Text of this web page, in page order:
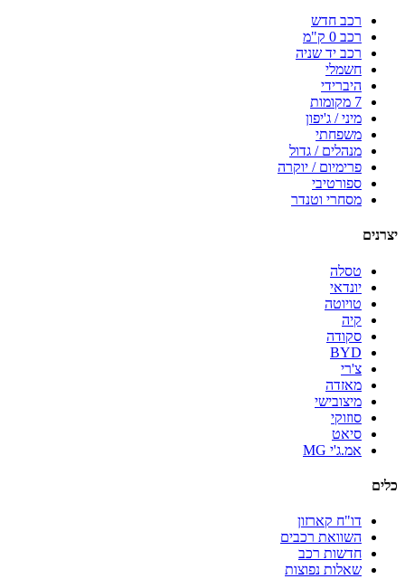
רכב חדש
רכב 0 ק"מ
רכב יד שניה
חשמלי
היברידי
7 מקומות
מיני / ג'יפון
משפחתי
מנהלים / גדול
פרימיום / יוקרה
ספורטיבי
מסחרי וטנדר
יצרנים
טסלה
יונדאי
טויוטה
קיה
סקודה
BYD
צ'רי
מאזדה
מיצובישי
סוזוקי
סיאט
אמ.ג'י MG
כלים
דו"ח קארזון
השוואת רכבים
חדשות רכב
שאלות נפוצות